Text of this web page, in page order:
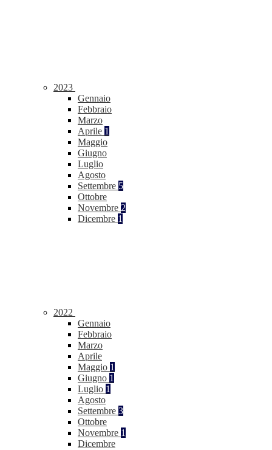
2023
Gennaio
Febbraio
Marzo
Aprile 1
Maggio
Giugno
Luglio
Agosto
Settembre 5
Ottobre
Novembre 2
Dicembre 1
2022
Gennaio
Febbraio
Marzo
Aprile
Maggio 1
Giugno 1
Luglio 1
Agosto
Settembre 3
Ottobre
Novembre 1
Dicembre